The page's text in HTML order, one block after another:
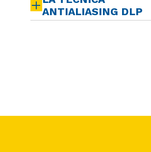
ANTIALIASING DLP